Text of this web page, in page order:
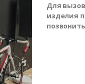
Для
изделия